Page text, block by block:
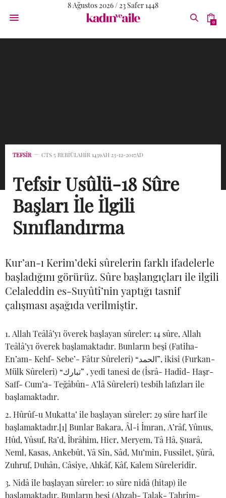
8 Ağustos 2026 / 23 Safer 1448
0
TEFSIR CTS 5 REBIÜLAHIR 1439AH 23-12-2017AD
Tefsir Usûlü-18 Sûre
Başları İle İlgili
Sınıflandırma
Kur’an-ı Kerim’deki sûrelerin farklı ifadelerle
başladığını görürüz. Sûre başlangıçları ile ilgili
Celaleddin es-Suyûtî’nin yaptığı tasnif
çalışması aşağıda verilmiştir.
Allah Teâlâ’yı överek başlayan sûreler: 14 sûre, Allah
Teâlâ’yı överek başlamaktadır. Bunların beşi (Fatiha-
En’am- Kehf- Sebe’- Fâtır Sûreleri) “الحمد”, ikisi (Furkan-
Mülk Sûreleri) “تبارك” , yedi tanesi de (İsrâ- Hadîd- Haşr-
Saff- Cum’a- Teğâbûn- A’lâ Sûreleri) tesbih lafızları ile
başlamaktadır.
Hûrûf-u Mukatta’ ile başlayan sûreler: 29 sûre harf ile
başlamaktadır.[1] Bunlar Bakara, Âl-i İmran, A’râf, Yûnus,
Hûd, Yûsuf, Ra’d, İbrâhim, Hicr, Meryem, Tâ Hâ, Şuarâ,
Neml, Kasas, Ankebût, Yâ Sîn, Sâd, Mu’min, Fussilet, Şûrâ,
Zuhruf, Duhân, Câsiye, Ahkâf, Kâf, Kalem Sûreleridir.
Nidâ ile başlayan sûreler: 10 sûre nidâ (hitap) ile
başlamaktadır. Bunların beşi (Ahzab- Talak- Tahrim-